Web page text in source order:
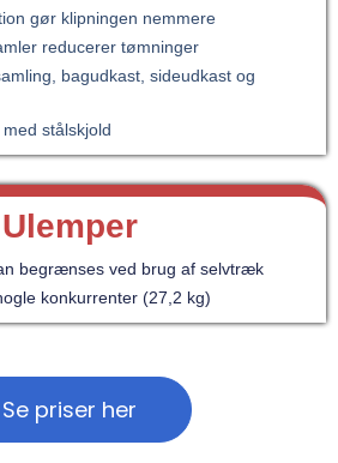
gør klipningen nemmere
reducerer tømninger
bagudkast, sideudkast og
stålskjold
Ulemper
begrænses ved brug af selvtræk
konkurrenter (27,2 kg)
Se priser her